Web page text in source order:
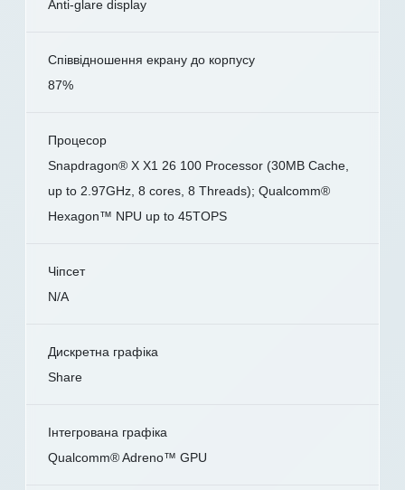
Anti-glare display
Співвідношення екрану до корпусу
87%
Процесор
Snapdragon® X X1 26 100 Processor (30MB Cache,
up to 2.97GHz, 8 cores, 8 Threads); Qualcomm®
Hexagon™ NPU up to 45TOPS
Чіпсет
N/A
Дискретна графіка
Share
Інтегрована графіка
Qualcomm® Adreno™ GPU